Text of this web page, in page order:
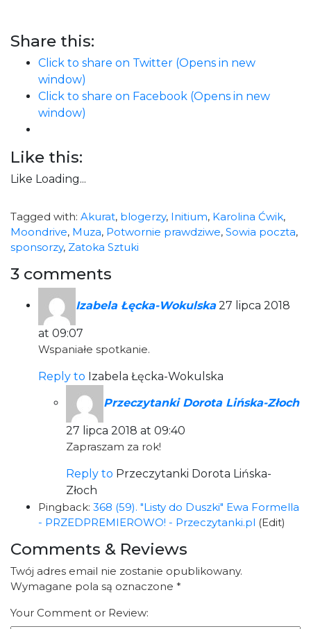
Share this:
Click to share on Twitter (Opens in new
window)
Click to share on Facebook (Opens in new
window)
Like this:
Like Loading...
Tagged with: Akurat, blogerzy, Initium, Karolina Ćwik,
Moondrive, Muza, Potwornie prawdziwe, Sowia poczta,
sponsorzy, Zatoka Sztuki
3 comments
Izabela Łęcka-Wokulska 27 lipca 2018
at 09:07
Wspaniałe spotkanie.
Reply to Izabela Łęcka-Wokulska
Przeczytanki Dorota Lińska-Złoch
27 lipca 2018 at 09:40
Zapraszam za rok!
Reply to Przeczytanki Dorota Lińska-
Złoch
Pingback: 368 (59). "Listy do Duszki" Ewa Formella
- PRZEDPREMIEROWO! - Przeczytanki.pl (Edit)
Comments & Reviews
Twój adres email nie zostanie opublikowany.
Wymagane pola są oznaczone *
Your Comment or Review: